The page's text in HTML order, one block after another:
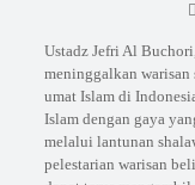
Ustadz Jefri Al
meninggalkan
umat Islam di
Islam dengan gaya
melalui lantunan
pelestarian warisan